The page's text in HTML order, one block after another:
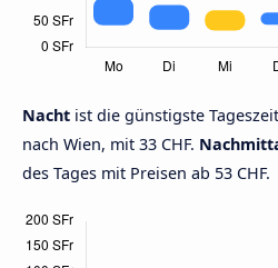
Nacht ist die günstigste
nach Wien, mit 33 CHF.
des Tages mit Preisen ab 53 CHF.